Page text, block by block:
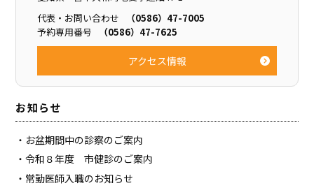
代表・お問い合わせ
（0586）47-7005
予約専用番号
（0586）47-7625
アクセス情報
お知らせ
お盆期間中の診察のご案内
令和８年度 市健診のご案内
常勤医師入職のお知らせ